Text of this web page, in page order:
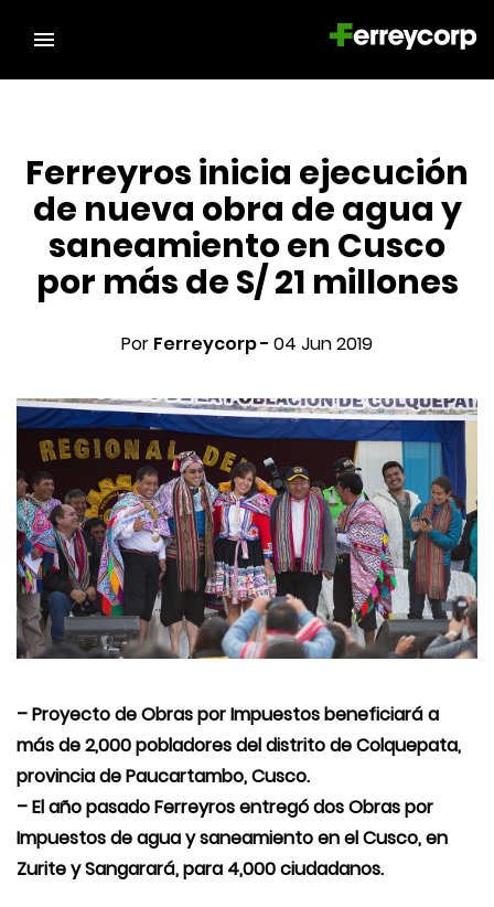
Ferreyros inicia ejecución
de nueva obra de agua y
saneamiento en Cusco
por más de S/ 21 millones
Por Ferreycorp - 04 Jun 2019
– Proyecto de Obras por Impuestos beneficiará a
más de 2,000 pobladores del distrito de Colquepata,
provincia de Paucartambo, Cusco.
– El año pasado Ferreyros entregó dos Obras por
Impuestos de agua y saneamiento en el Cusco, en
Zurite y Sangarará, para 4,000 ciudadanos.